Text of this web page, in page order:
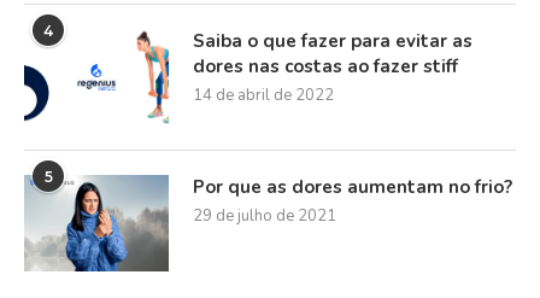
4
Saiba o que fazer para evitar as
dores nas costas ao fazer stiff
14 de abril de 2022
5 Por que as dores aumentam no frio?
29 de julho de 2021